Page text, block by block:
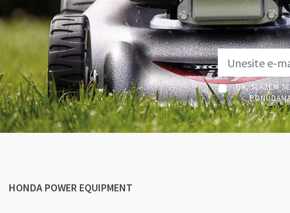
DA, SLAŽEM
HONDA POWER EQUIPMENT